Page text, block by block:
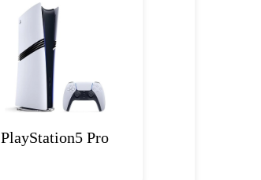
PlayStation5 Pro